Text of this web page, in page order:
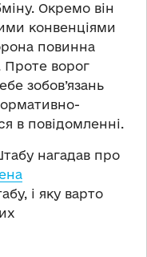
Окремо він
конвенціями
повинна
Проте ворог
зобов’язань
в повідомленні.
нагадав про
і яку варто